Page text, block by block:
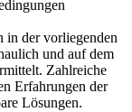
in der vorliegenden
und auf dem
Zahlreiche
Erfahrungen der
Lösungen.